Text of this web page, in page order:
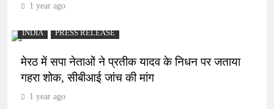
1 year ago
INDIA PRESS RELEASE
मेरठ में सपा नेताओं ने प्रतीक यादव के निधन पर जताया
गहरा शोक, सीबीआई जांच की मांग
1 year ago